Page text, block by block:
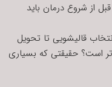
از شروع درمان باید
قالیشویی تا تحویل
است؟ حقیقتی که بسیاری